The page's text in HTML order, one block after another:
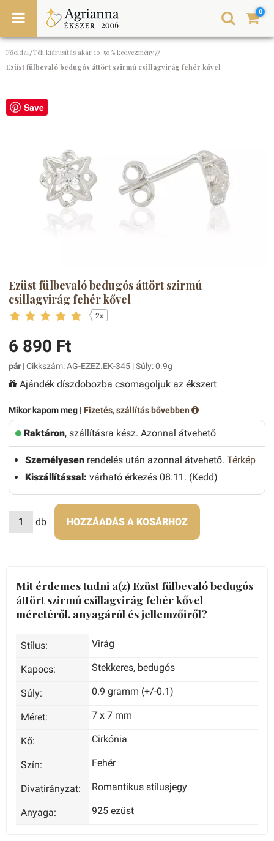
0
Főoldal/Téli kiárusítás akár 10-50% kedvezmény//
Ezüst fülbevaló bedugós áttört szirmú csillagvirág fehér kővel
Save
Ezüst fülbevaló bedugós áttört szirmú
csillagvirág fehér kővel
2x
6 890 Ft
pár | Cikkszám: AG-EZEZ.EK-345 | Súly: 0.9g
Ajándék díszdobozba csomagoljuk az ékszert
Mikor kapom meg | Fizetés, szállítás bővebben
Raktáron, szállításra kész. Azonnal átvehető
Személyesen rendelés után azonnal átvehető. Térkép
Kiszállítással: várható érkezés 08.11. (Kedd)
db HOZZÁADÁS A KOSÁRHOZ
Mit érdemes tudni a(z) Ezüst fülbevaló bedugós
áttört szirmú csillagvirág fehér kővel
méretéről, anyagáról és jellemzőiről?
Stílus: Virág
Kapocs: Stekkeres, bedugós
Súly: 0.9 gramm (+/-0.1)
Méret: 7 x 7 mm
Kő: Cirkónia
Szín: Fehér
Divatirányzat: Romantikus stílusjegy
Anyaga: 925 ezüst